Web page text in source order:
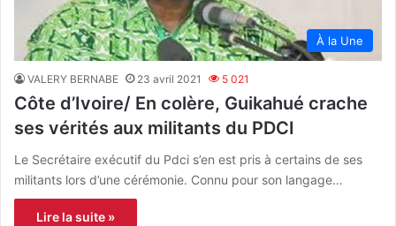
À la Une
VALERY BERNABE 23 avril 2021 5 021
Côte d’Ivoire/ En colère, Guikahué crache
ses vérités aux militants du PDCI
Le Secrétaire exécutif du Pdci s’en est pris à certains de ses
militants lors d’une cérémonie. Connu pour son langage…
Lire la suite »